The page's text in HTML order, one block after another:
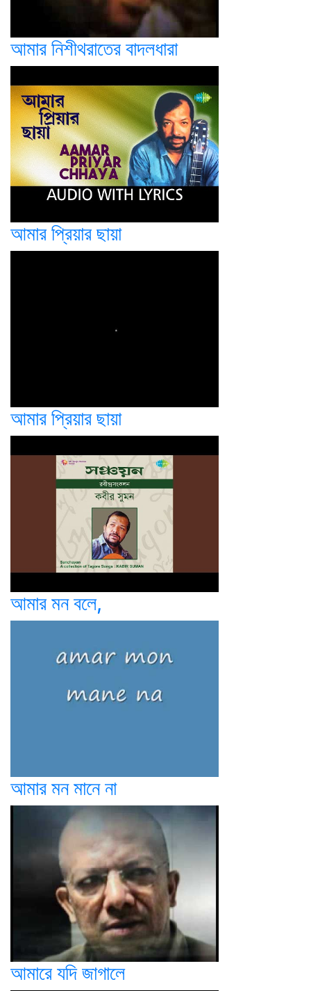
আমার নিশীথরাতের বাদলধারা
আমার প্রিয়ার ছায়া
আমার প্রিয়ার ছায়া
আমার মন বলে,
আমার মন মানে না
আমারে যদি জাগালে